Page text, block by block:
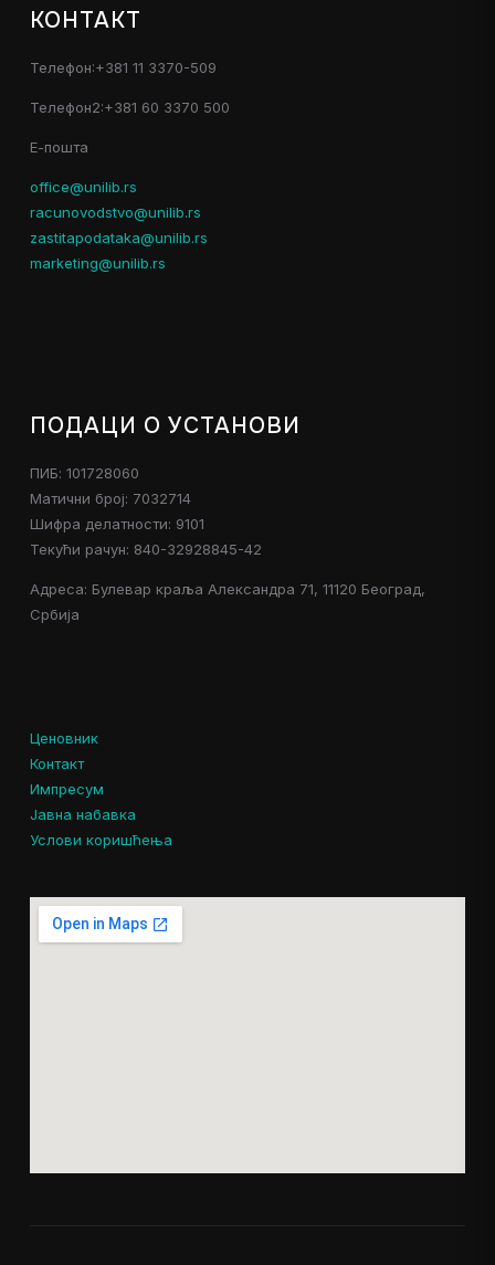
КОНТАКТ
Телефон:+381 11 3370-509
Телефон2:+381 60 3370 500
Е-пошта
office@unilib.rs
racunovodstvo@unilib.rs
zastitapodataka@unilib.rs
marketing@unilib.rs
ПОДАЦИ О УСТАНОВИ
ПИБ: 101728060
Матични број: 7032714
Шифра делатности: 9101
Текући рачун: 840-32928845-42
Адреса: Булевар краља Александра 71, 11120 Београд,
Србија
Ценовник
Контакт
Импресум
Јавна набавка
Услови коришћења